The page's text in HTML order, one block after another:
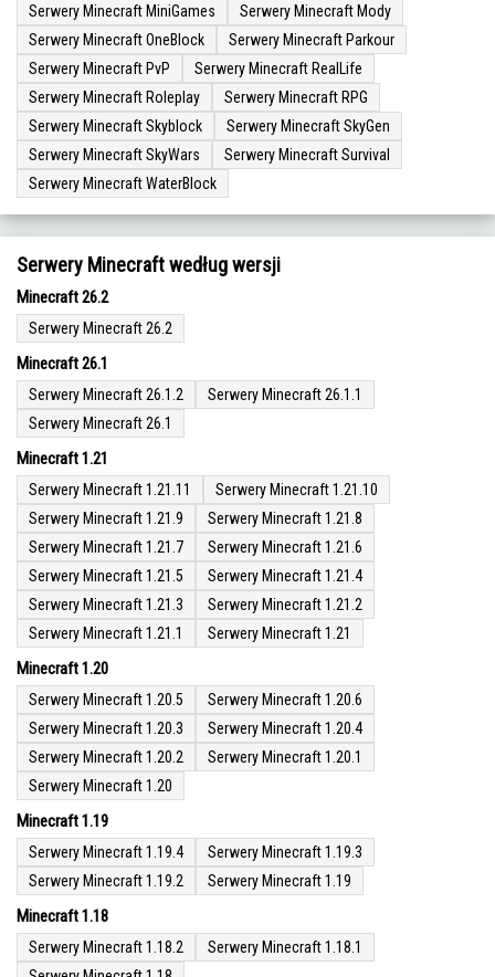
Serwery Minecraft MiniGames
Serwery Minecraft Mody
Serwery Minecraft OneBlock
Serwery Minecraft Parkour
Serwery Minecraft PvP
Serwery Minecraft RealLife
Serwery Minecraft Roleplay
Serwery Minecraft RPG
Serwery Minecraft Skyblock
Serwery Minecraft SkyGen
Serwery Minecraft SkyWars
Serwery Minecraft Survival
Serwery Minecraft WaterBlock
Serwery Minecraft według wersji
Minecraft 26.2
Serwery Minecraft 26.2
Minecraft 26.1
Serwery Minecraft 26.1.2
Serwery Minecraft 26.1.1
Serwery Minecraft 26.1
Minecraft 1.21
Serwery Minecraft 1.21.11
Serwery Minecraft 1.21.10
Serwery Minecraft 1.21.9
Serwery Minecraft 1.21.8
Serwery Minecraft 1.21.7
Serwery Minecraft 1.21.6
Serwery Minecraft 1.21.5
Serwery Minecraft 1.21.4
Serwery Minecraft 1.21.3
Serwery Minecraft 1.21.2
Serwery Minecraft 1.21.1
Serwery Minecraft 1.21
Minecraft 1.20
Serwery Minecraft 1.20.5
Serwery Minecraft 1.20.6
Serwery Minecraft 1.20.3
Serwery Minecraft 1.20.4
Serwery Minecraft 1.20.2
Serwery Minecraft 1.20.1
Serwery Minecraft 1.20
Minecraft 1.19
Serwery Minecraft 1.19.4
Serwery Minecraft 1.19.3
Serwery Minecraft 1.19.2
Serwery Minecraft 1.19
Minecraft 1.18
Serwery Minecraft 1.18.2
Serwery Minecraft 1.18.1